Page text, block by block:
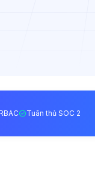
Tuân thủ SOC 2